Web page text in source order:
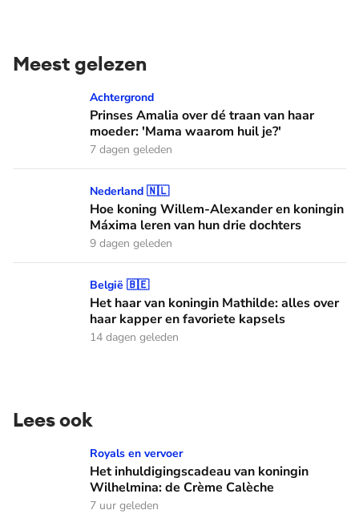
Meest gelezen
Prinses Amalia over dé traan van haar moeder: 'Mama
Achtergrond
Prinses Amalia over dé traan van haar
moeder: 'Mama waarom huil je?'
7 dagen geleden
Hoe koning Willem-Alexander en koningin Máxima leren
Nederland 🇳🇱
Hoe koning Willem-Alexander en koningin
Máxima leren van hun drie dochters
9 dagen geleden
Het haar van koningin Mathilde: alles over haar kapper en
België 🇧🇪
Het haar van koningin Mathilde: alles over
haar kapper en favoriete kapsels
14 dagen geleden
Lees ook
Het inhuldigingscadeau van koningin Wilhelmina: de
Royals en vervoer
Het inhuldigingscadeau van koningin
Wilhelmina: de Crème Calèche
7 uur geleden